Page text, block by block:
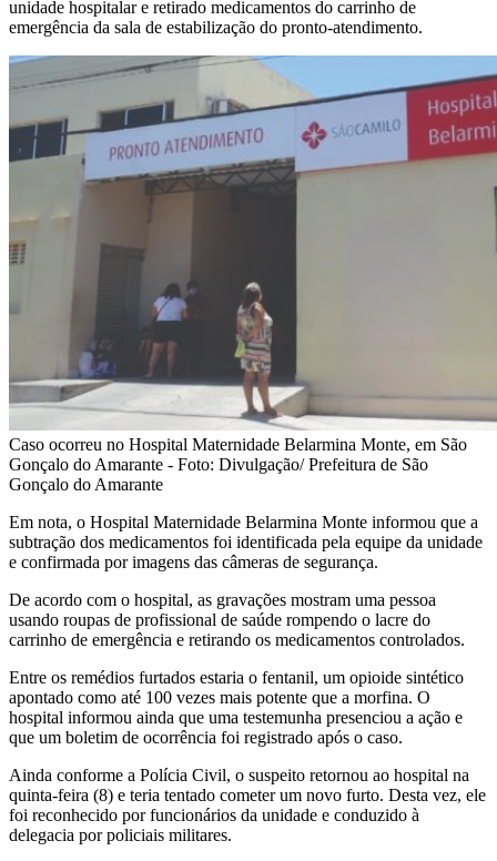
unidade hospitalar e retirado medicamentos do carrinho de
emergência da sala de estabilização do pronto-atendimento.
Caso ocorreu no Hospital Maternidade Belarmina Monte, em São
Gonçalo do Amarante - Foto: Divulgação/ Prefeitura de São
Gonçalo do Amarante
Em nota, o Hospital Maternidade Belarmina Monte informou que a
subtração dos medicamentos foi identificada pela equipe da unidade
e confirmada por imagens das câmeras de segurança.
De acordo com o hospital, as gravações mostram uma pessoa
usando roupas de profissional de saúde rompendo o lacre do
carrinho de emergência e retirando os medicamentos controlados.
Entre os remédios furtados estaria o fentanil, um opioide sintético
apontado como até 100 vezes mais potente que a morfina. O
hospital informou ainda que uma testemunha presenciou a ação e
que um boletim de ocorrência foi registrado após o caso.
Ainda conforme a Polícia Civil, o suspeito retornou ao hospital na
quinta-feira (8) e teria tentado cometer um novo furto. Desta vez, ele
foi reconhecido por funcionários da unidade e conduzido à
delegacia por policiais militares.